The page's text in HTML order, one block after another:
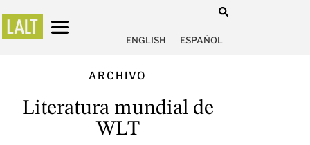
ENGLISH ESPAÑOL
ARCHIVO
Literatura mundial de
WLT